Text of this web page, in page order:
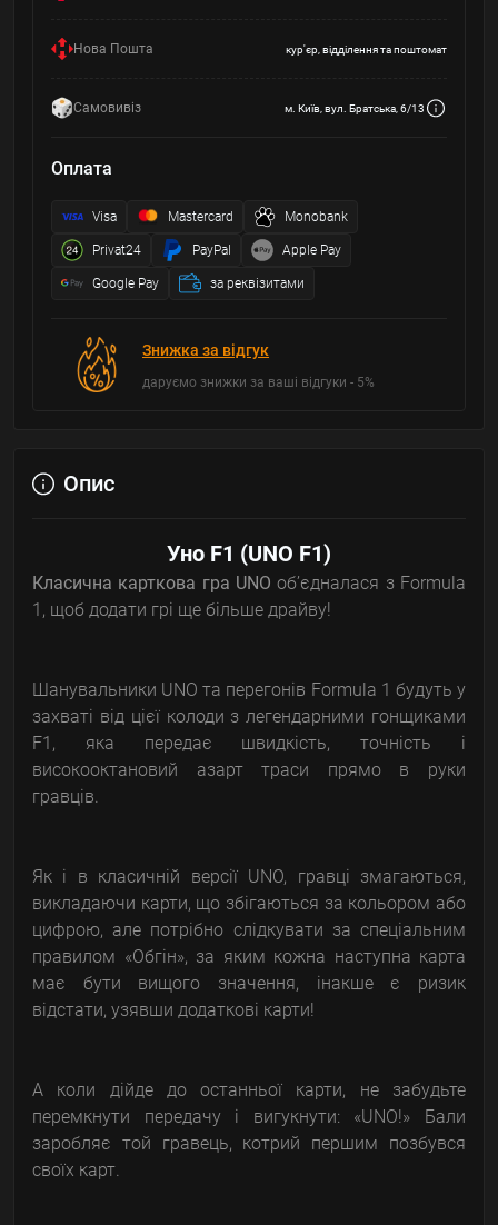
Нова Пошта кур'єр, відділення та поштомат
Самовивіз м. Київ, вул. Братська, 6/13
Оплата
Visa Mastercard Monobank
Privat24 PayPal Apple Pay
Google Pay за реквізитами
Знижка за відгук
даруємо знижки за ваші відгуки - 5%
Опис
Уно F1 (UNO F1)
Класична карткова гра UNO об’єдналася з Formula
1, щоб додати грі ще більше драйву!
Шанувальники UNO та перегонів Formula 1 будуть у
захваті від цієї колоди з легендарними гонщиками
F1, яка передає швидкість, точність і
високооктановий азарт траси прямо в руки
гравців.
Як і в класичній версії UNO, гравці змагаються,
викладаючи карти, що збігаються за кольором або
цифрою, але потрібно слідкувати за спеціальним
правилом «Обгін», за яким кожна наступна карта
має бути вищого значення, інакше є ризик
відстати, узявши додаткові карти!
А коли дійде до останньої карти, не забудьте
перемкнути передачу і вигукнути: «UNO!» Бали
заробляє той гравець, котрий першим позбувся
своїх карт.